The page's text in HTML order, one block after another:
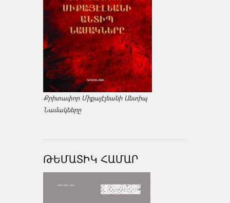
Քրիտափոր Միքայէլեանի Անտիպ
Նամակները
ԹԵՄԱՏԻԿ ՀԱՄԱՐ